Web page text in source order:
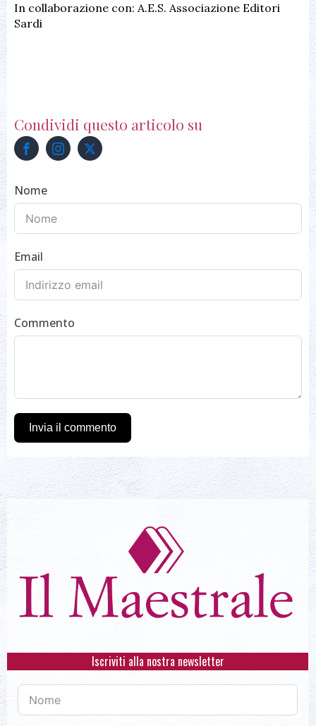
In collaborazione con: A.E.S. Associazione Editori
Sardi
Condividi questo articolo su
Nome
Email
Commento
Invia il commento
Iscriviti alla nostra newsletter